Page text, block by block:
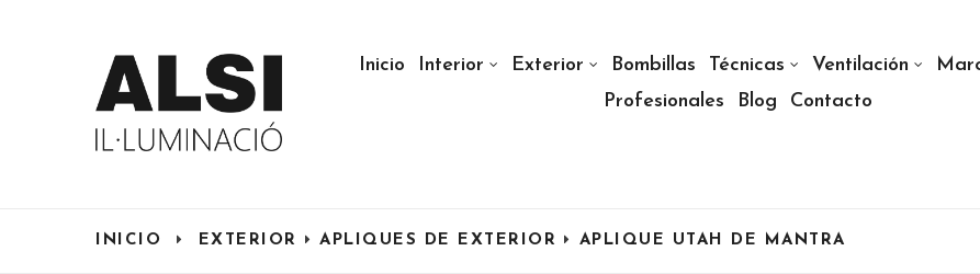
Inicio Interior Exterior Bombillas Técnicas Ventilación
Profesionales
Blog Contacto
INICIO EXTERIOR APLIQUES DE EXTERIOR APLIQUE UTAH DE MANTRA